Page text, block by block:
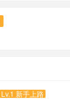
Lv.1 新手上路